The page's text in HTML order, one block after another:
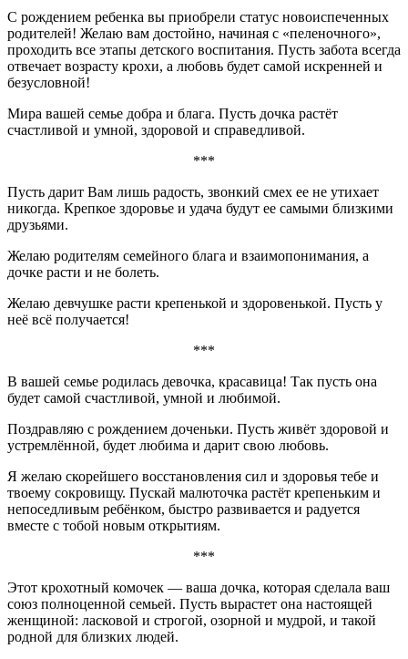
С рождением ребенка вы приобрели статус новоиспеченных
родителей! Желаю вам достойно, начиная с «пеленочного»,
проходить все этапы детского воспитания. Пусть забота всегда
отвечает возрасту крохи, а любовь будет самой искренней и
безусловной!
Мира вашей семье добра и блага. Пусть дочка растёт
счастливой и умной, здоровой и справедливой.
***
Пусть дарит Вам лишь радость, звонкий смех ее не утихает
никогда. Крепкое здоровье и удача будут ее самыми близкими
друзьями.
Желаю родителям семейного блага и взаимопонимания, а
дочке расти и не болеть.
Желаю девчушке расти крепенькой и здоровенькой. Пусть у
неё всё получается!
***
В вашей семье родилась девочка, красавица! Так пусть она
будет самой счастливой, умной и любимой.
Поздравляю с рождением доченьки. Пусть живёт здоровой и
устремлённой, будет любима и дарит свою любовь.
Я желаю скорейшего восстановления сил и здоровья тебе и
твоему сокровищу. Пускай малюточка растёт крепеньким и
непоседливым ребёнком, быстро развивается и радуется
вместе с тобой новым открытиям.
***
Этот крохотный комочек — ваша дочка, которая сделала ваш
союз полноценной семьей. Пусть вырастет она настоящей
женщиной: ласковой и строгой, озорной и мудрой, и такой
родной для близких людей.